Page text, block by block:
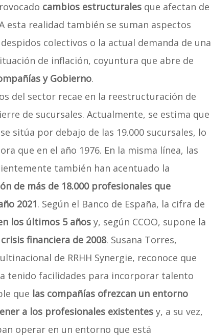
cambios estructuralesque afectan de
esta realidad también se suman aspectos
colectivos o la actual demanda de una
de inflación, coyuntura que abre de
y Gobierno.
del sector recae en la reestructuración de
de sucursales. Actualmente, se estima que
sitúa por debajo de las 19.000 sucursales, lo
que en el año 1976. En la misma línea, las
también han acentuado la
de más de 18.000 profesionales que
2021. Según el Banco de España, la cifra de
los últimos 5 años y, según CCOO, supone la
financiera de 2008. Susana Torres,
de RRHH Synergie, reconoce que
tenido facilidades para incorporar talento
que las compañías ofrezcan un entorno
a los profesionales existentesy, a su vez,
operar en un entorno que está